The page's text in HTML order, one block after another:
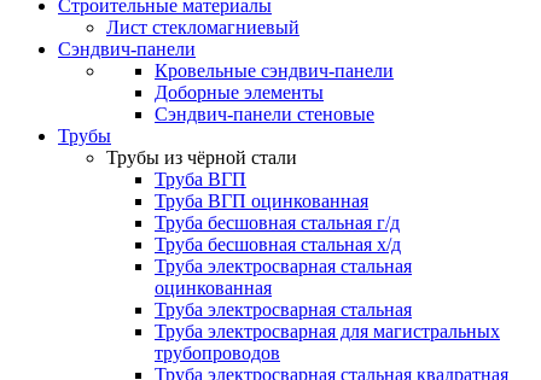
Строительные материалы
Лист стекломагниевый
Сэндвич-панели
Кровельные сэндвич-панели
Доборные элементы
Сэндвич-панели стеновые
Трубы
Трубы из чёрной стали
Труба ВГП
Труба ВГП оцинкованная
Труба бесшовная стальная г/д
Труба бесшовная стальная х/д
Труба электросварная стальная
оцинкованная
Труба электросварная стальная
Труба электросварная для магистральных
трубопроводов
Труба электросварная стальная квадратная